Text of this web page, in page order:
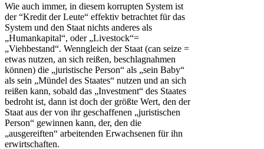
Wie auch immer, in diesem korrupten System ist
der “Kredit der Leute“ effektiv betrachtet für das
System und den Staat nichts anderes als
„Humankapital“, oder „Livestock“=
„Viehbestand“. Wenngleich der Staat (can seize =
etwas nutzen, an sich reißen, beschlagnahmen
können) die „juristische Person“ als „sein Baby“
als sein „Mündel des Staates“ nutzen und an sich
reißen kann, sobald das „Investment“ des Staates
bedroht ist, dann ist doch der größte Wert, den der
Staat aus der von ihr geschaffenen „juristischen
Person“ gewinnen kann, der, den die
„ausgereiften“ arbeitenden Erwachsenen für ihn
erwirtschaften.